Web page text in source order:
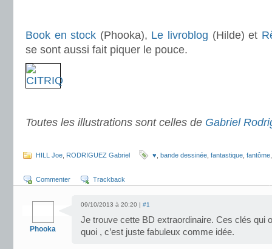
Book en stock (Phooka), Le livroblog (Hilde) et
se sont aussi fait piquer le pouce.
Toutes les illustrations sont celles de Gabriel
HILL Joe RODRIGUEZ Gabriel ♥ bande dessinée fantastique fantôme
Commenter Trackback
Phooka
09/10/2013 à 20:20 | #1
Je trouve cette BD extraordinaire. Ces clés qui
quoi , c’est juste fabuleux comme idée.